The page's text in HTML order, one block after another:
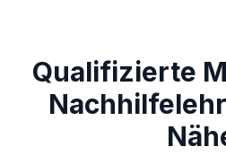
Qualifizierte